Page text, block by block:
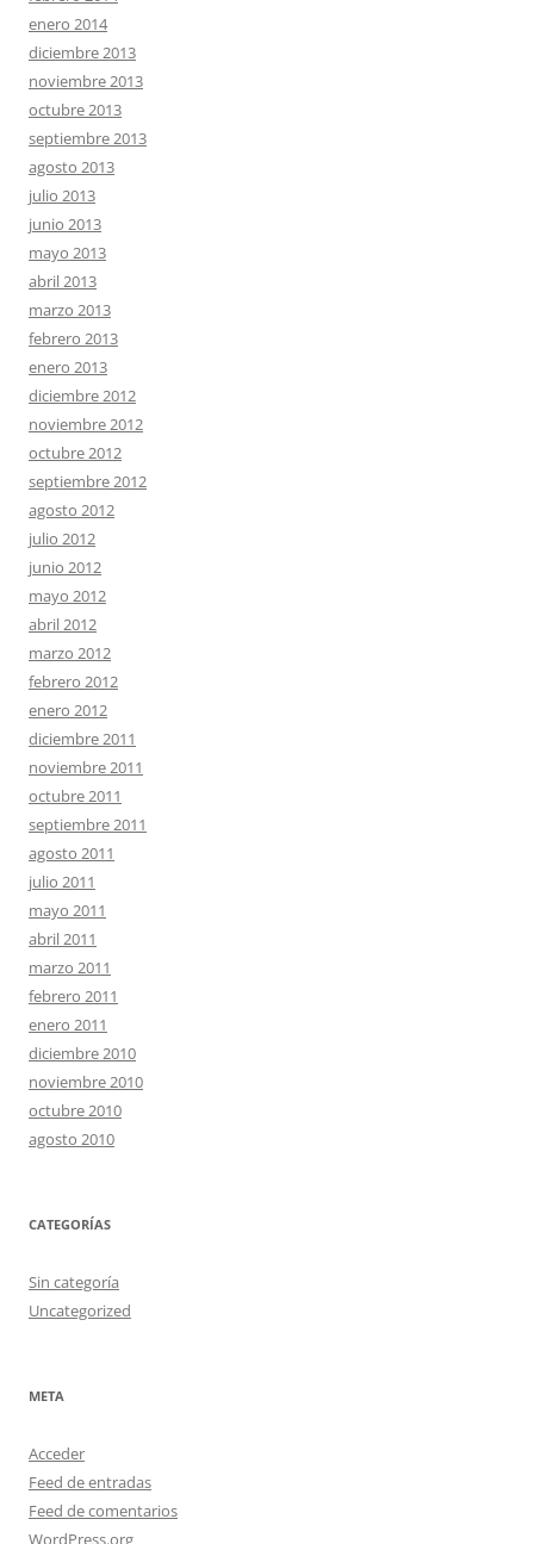
enero 2014
diciembre 2013
noviembre 2013
octubre 2013
septiembre 2013
agosto 2013
julio 2013
junio 2013
mayo 2013
abril 2013
marzo 2013
febrero 2013
enero 2013
diciembre 2012
noviembre 2012
octubre 2012
septiembre 2012
agosto 2012
julio 2012
junio 2012
mayo 2012
abril 2012
marzo 2012
febrero 2012
enero 2012
diciembre 2011
noviembre 2011
octubre 2011
septiembre 2011
agosto 2011
julio 2011
mayo 2011
abril 2011
marzo 2011
febrero 2011
enero 2011
diciembre 2010
noviembre 2010
octubre 2010
agosto 2010
CATEGORÍAS
Sin categoría
Uncategorized
META
Acceder
Feed de entradas
Feed de comentarios
WordPress.org